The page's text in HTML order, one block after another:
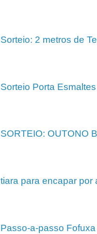
Sorteio: 2 metros de
Sorteio Porta
SORTEIO: OUTONO
tiara para encapar por
Passo-a-passo